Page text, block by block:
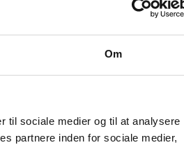
Om
til sociale medier og til at analysere
partnere inden for sociale medier,
Highland Wool
garnet mellem fingrene, så kom